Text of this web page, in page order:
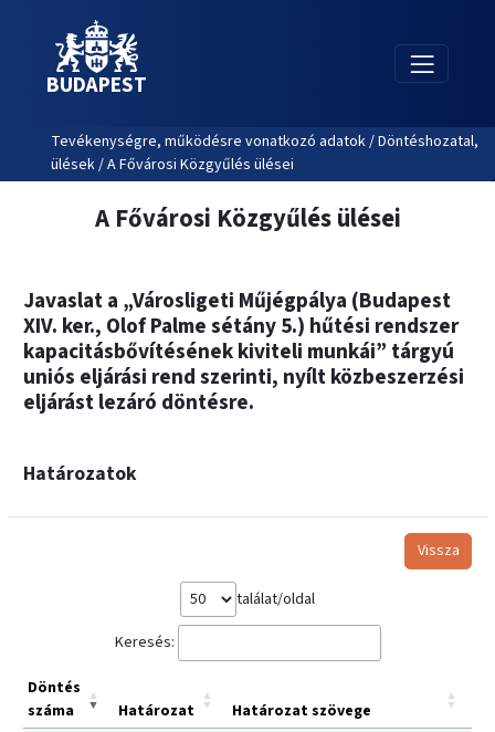
BUDAPEST
Tevékenységre, működésre vonatkozó adatok / Döntéshozatal,
ülések / A Fővárosi Közgyűlés ülései
A Fővárosi Közgyűlés ülései
Javaslat a „Városligeti Műjégpálya (Budapest
XIV. ker., Olof Palme sétány 5.) hűtési rendszer
kapacitásbővítésének kiviteli munkái” tárgyú
uniós eljárási rend szerinti, nyílt közbeszerzési
eljárást lezáró döntésre.
Határozatok
Vissza
találat/oldal
Keresés:
Döntés
száma
Határozat
Határozat szövege